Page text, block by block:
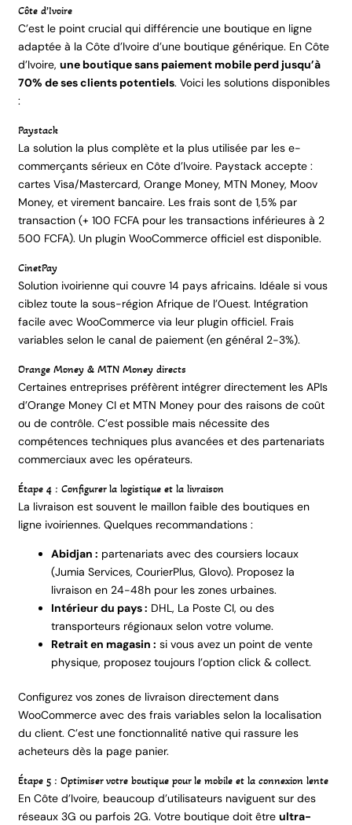
Côte d’Ivoire
C’est le point crucial qui différencie une boutique en ligne
adaptée à la Côte d’Ivoire d’une boutique générique. En Côte
d’Ivoire, une boutique sans paiement mobile perd jusqu’à
70% de ses clients potentiels. Voici les solutions disponibles
:
Paystack
La solution la plus complète et la plus utilisée par les e-
commerçants sérieux en Côte d’Ivoire. Paystack accepte :
cartes Visa/Mastercard, Orange Money, MTN Money, Moov
Money, et virement bancaire. Les frais sont de 1,5% par
transaction (+ 100 FCFA pour les transactions inférieures à 2
500 FCFA). Un plugin WooCommerce officiel est disponible.
CinetPay
Solution ivoirienne qui couvre 14 pays africains. Idéale si vous
ciblez toute la sous-région Afrique de l’Ouest. Intégration
facile avec WooCommerce via leur plugin officiel. Frais
variables selon le canal de paiement (en général 2-3%).
Orange Money & MTN Money directs
Certaines entreprises préfèrent intégrer directement les APIs
d’Orange Money CI et MTN Money pour des raisons de coût
ou de contrôle. C’est possible mais nécessite des
compétences techniques plus avancées et des partenariats
commerciaux avec les opérateurs.
Étape 4 : Configurer la logistique et la livraison
La livraison est souvent le maillon faible des boutiques en
ligne ivoiriennes. Quelques recommandations :
Abidjan : partenariats avec des coursiers locaux
(Jumia Services, CourierPlus, Glovo). Proposez la
livraison en 24-48h pour les zones urbaines.
Intérieur du pays : DHL, La Poste CI, ou des
transporteurs régionaux selon votre volume.
Retrait en magasin : si vous avez un point de vente
physique, proposez toujours l’option click & collect.
Configurez vos zones de livraison directement dans
WooCommerce avec des frais variables selon la localisation
du client. C’est une fonctionnalité native qui rassure les
acheteurs dès la page panier.
Étape 5 : Optimiser votre boutique pour le mobile et la connexion lente
En Côte d’Ivoire, beaucoup d’utilisateurs naviguent sur des
réseaux 3G ou parfois 2G. Votre boutique doit être ultra-